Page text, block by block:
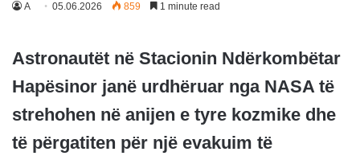
A 05.06.2026 859 1 minute read
Astronautët në Stacionin Ndërkombëtar
Hapësinor janë urdhëruar nga NASA të
strehohen në anijen e tyre kozmike dhe
të përgatiten për një evakuim të